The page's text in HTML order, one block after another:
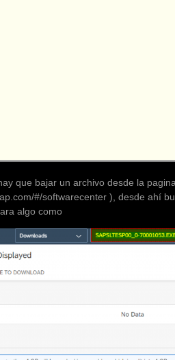
que bajar un archivo desde la
#/softwarecenter ), desde ahí
algo como